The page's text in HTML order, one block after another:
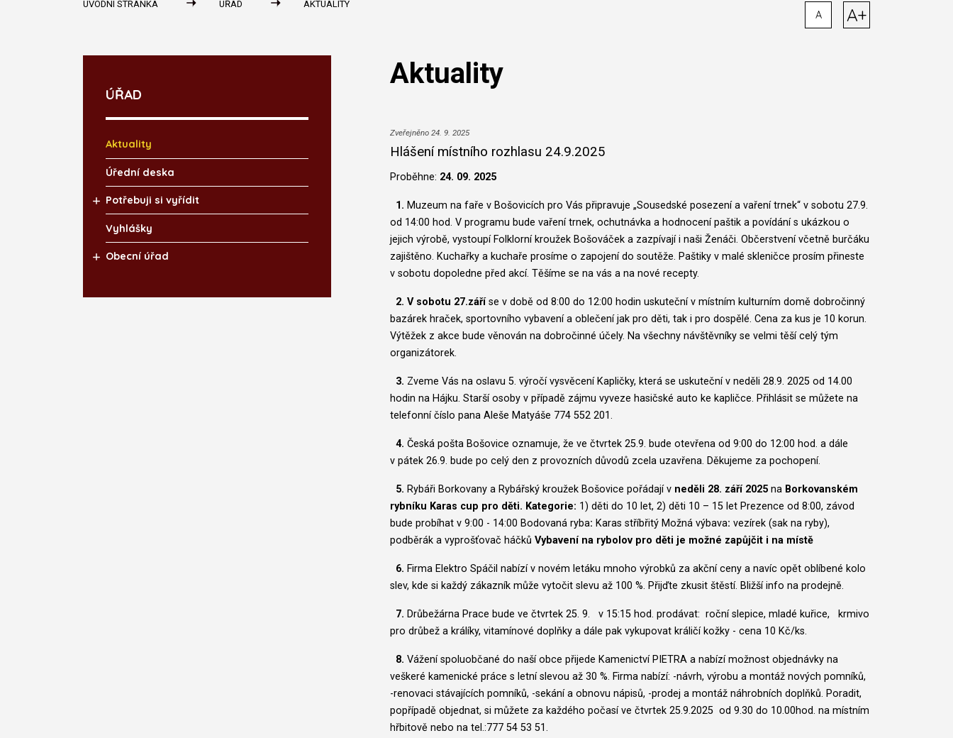
ÚVODNÍ STRÁNKA ÚŘAD AKTUALITY
A A+
Aktuality
Zveřejněno 24. 9. 2025
Hlášení místního rozhlasu 24.9.2025
Proběhne: 24. 09. 2025
1. Muzeum na faře v Bošovicích pro Vás připravuje „Sousedské posezení a vaření trnek“ v sobotu 27.9.
od 14:00 hod. V programu bude vaření trnek, ochutnávka a hodnocení paštik a povídání s ukázkou o
jejich výrobě, vystoupí Folklorní kroužek Bošováček a zazpívají i naši Ženáči. Občerstvení včetně burčáku
zajištěno. Kuchařky a kuchaře prosíme o zapojení do soutěže. Paštiky v malé skleničce prosím přineste
v sobotu dopoledne před akcí. Těšíme se na vás a na nové recepty.
2. V sobotu 27.záříse v době od 8:00 do 12:00 hodin uskuteční v místním kulturním domě dobročinný
bazárek hraček, sportovního vybavení a oblečení jak pro děti, tak i pro dospělé. Cena za kus je 10 korun.
Výtěžek z akce bude věnován na dobročinné účely. Na všechny návštěvníky se velmi těší celý tým
organizátorek.
3. Zveme Vás na oslavu 5. výročí vysvěcení Kapličky, která se uskuteční v neděli 28.9. 2025 od 14.00
hodin na Hájku. Starší osoby v případě zájmu vyveze hasičské auto ke kapličce. Přihlásit se můžete na
telefonní číslo pana Aleše Matyáše 774 552 201.
4.Česká pošta Bošovice oznamuje, že ve čtvrtek 25.9. bude otevřena od 9:00 do 12:00 hod. a dále
v pátek 26.9. bude po celý den z provozních důvodů zcela uzavřena. Děkujeme za pochopení.
5. Rybáři Borkovany a Rybářský kroužek Bošovice pořádají v neděli 28. září 2025na Borkovanském
rybníku Karas cup pro děti. Kategorie: 1) děti do 10 let, 2) děti 10 – 15 let Prezence od 8:00, závod
bude probíhat v 9:00 - 14:00 Bodovaná ryba: Karas stříbřitý Možná výbava:vezírek (sak na ryby),
podběrák a vyprošťovač háčkůVybavení na rybolov pro děti je možné zapůjčit i na místě
6. Firma Elektro Spáčil nabízí v novém letáku mnoho výrobků za akční ceny a navíc opět oblíbené kolo
slev, kde si každý zákazník může vytočit slevu až 100 %. Přijďte zkusit štěstí. Bližší info na prodejně.
7. Drůbežárna Prace bude ve čtvrtek 25. 9. v 15:15 hod. prodávat: roční slepice, mladé kuřice, krmivo
pro drůbež a králíky, vitamínové doplňky a dále pak vykupovat králičí kožky - cena 10 Kč/ks.
8.Vážení spoluobčané do naší obce přijede Kamenictví PIETRA a nabízí možnost objednávky na
veškeré kamenické práce s letní slevou až 30 %. Firma nabízí: -návrh, výrobu a montáž nových pomníků,
-renovaci stávajících pomníků, -sekání a obnovu nápisů, -prodej a montáž náhrobních doplňků. Poradit,
popřípadě objednat, si můžete za každého počasí ve čtvrtek 25.9.2025 od 9.30 do 10.00hod. na místním
hřbitově nebo na tel.:777 54 53 51.
ÚŘAD
Aktuality
Úřední deska
Potřebuji si vyřídit
Vyhlášky
Obecní úřad